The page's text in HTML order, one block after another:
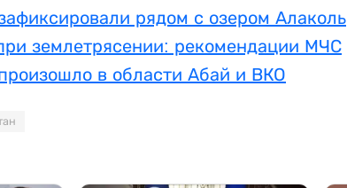
рядом с озером Алаколь
землетрясении: рекомендации МЧС
в области Абай и ВКО